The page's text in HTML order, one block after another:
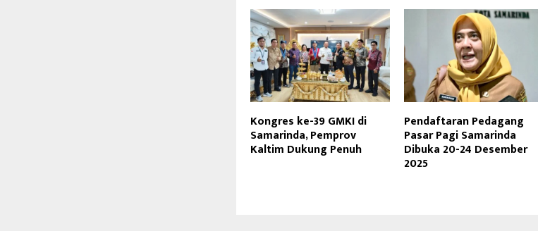
Kongres ke-39 GMKI di
Samarinda, Pemprov
Kaltim Dukung Penuh
Pendaftaran Pedagang
Pasar Pagi Samarinda
Dibuka 20-24 Desember
2025